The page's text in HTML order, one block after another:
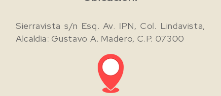
Sierravista s/n Esq. Av. IPN, Col. Lindavista,
Alcaldía: Gustavo A. Madero, C.P. 07300